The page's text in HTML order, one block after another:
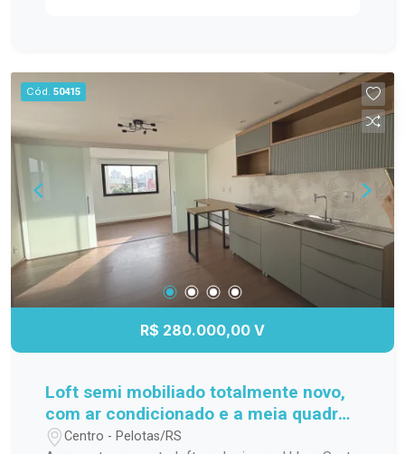
aproveitamento do espaço; Banheiro completo;
Apartamento localizado no 3º andar,
proporcionando mais privacidade, boa ventilação
e excelente iluminação natural. Localização
Localizado na Avenida Duque de Caxias, o
Residencial Estrela Gaúcha oferece fácil acesso
aos principais pontos da cidade. O imóvel está
próximo a supermercados, escolas, farmácias,
transporte público e diversos comércios e
serviços, trazendo mais praticidade para o dia a
dia. Agende sua visita. Não perca a oportunidade
de conhecer este apartamento. Entre em contato
e agende sua visita para descobrir tudo o que
Cód. 50415
R$ 280.000,00 V
Loft semi mobiliado totalmente novo,
com ar condicionado e a meia quadra
da ucpel
Centro - Pelotas/RS